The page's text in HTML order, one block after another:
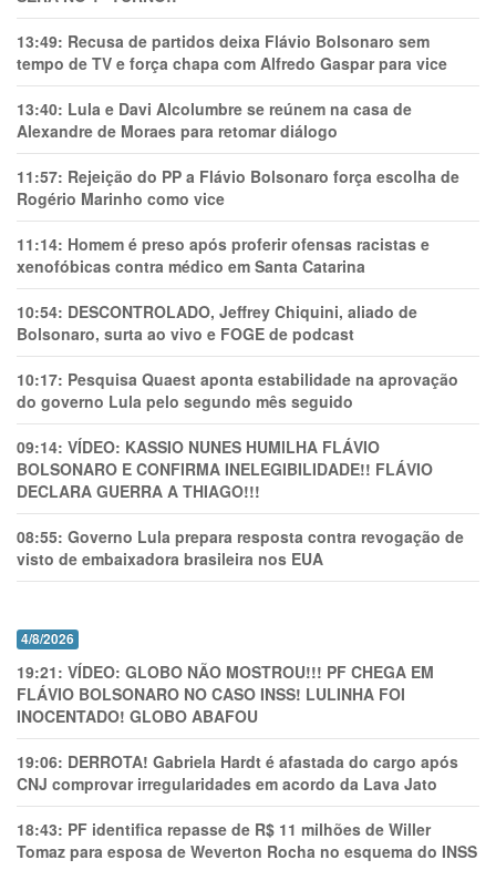
13:49: Recusa de partidos deixa Flávio Bolsonaro sem
tempo de TV e força chapa com Alfredo Gaspar para vice
13:40: Lula e Davi Alcolumbre se reúnem na casa de
Alexandre de Moraes para retomar diálogo
11:57: Rejeição do PP a Flávio Bolsonaro força escolha de
Rogério Marinho como vice
11:14: Homem é preso após proferir ofensas racistas e
xenofóbicas contra médico em Santa Catarina
10:54: DESCONTROLADO, Jeffrey Chiquini, aliado de
Bolsonaro, surta ao vivo e FOGE de podcast
10:17: Pesquisa Quaest aponta estabilidade na aprovação
do governo Lula pelo segundo mês seguido
09:14: VÍDEO: KASSIO NUNES HUMlLHA FLÁVIO
BOLSONARO E CONFIRMA INELEGIBILIDADE!! FLÁVIO
DECLARA GUERRA A THIAGO!!!
08:55: Governo Lula prepara resposta contra revogação de
visto de embaixadora brasileira nos EUA
4/8/2026
19:21: VÍDEO: GLOBO NÃO MOSTROU!!! PF CHEGA EM
FLÁVIO BOLSONARO NO CASO INSS! LULINHA FOI
INOCENTADO! GLOBO ABAFOU
19:06: DERROTA! Gabriela Hardt é afastada do cargo após
CNJ comprovar irregularidades em acordo da Lava Jato
18:43: PF identifica repasse de R$ 11 milhões de Willer
Tomaz para esposa de Weverton Rocha no esquema do INSS